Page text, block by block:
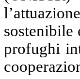
profughi